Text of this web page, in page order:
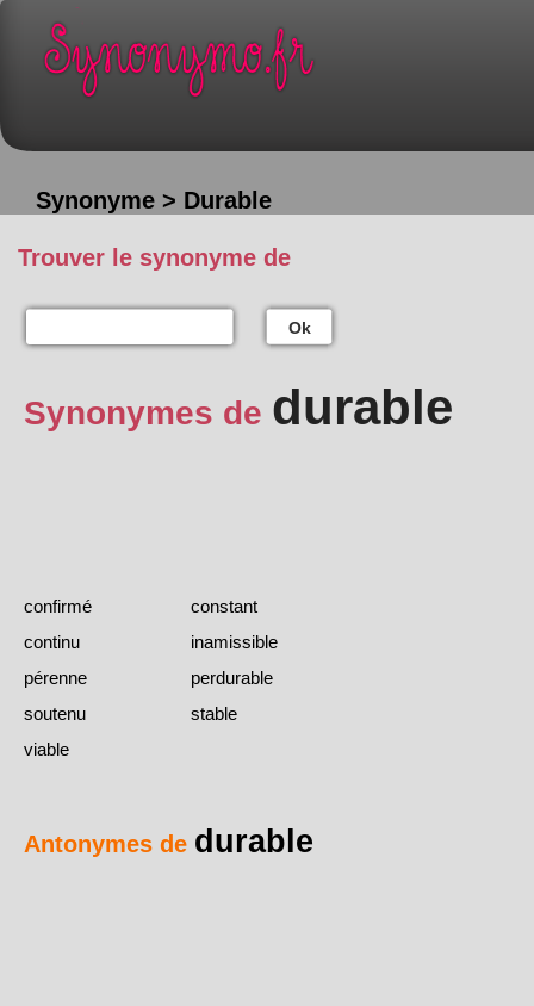
Synonyme > Durable
Trouver le synonyme de
Ok
Synonymes de durable
confirmé
constant
continu
inamissible
pérenne
perdurable
soutenu
stable
viable
Antonymes de durable